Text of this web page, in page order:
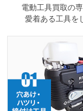
電動工具買取の
愛着ある工具を